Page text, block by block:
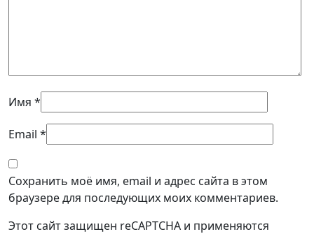
Имя *
Email *
Сохранить моё имя, email и адрес сайта в этом
браузере для последующих моих комментариев.
Этот сайт защищен reCAPTCHA и применяются